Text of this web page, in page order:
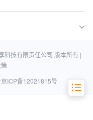
化和市场定位
科技有限责任公司 版本所有 |
京ICP备12021815号